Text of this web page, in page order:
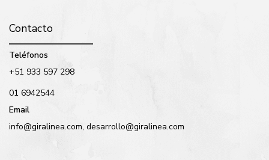
Contacto
Teléfonos
+51 933 597 298
01 6942544
Email
info@giralinea.com, desarrollo@giralinea.com